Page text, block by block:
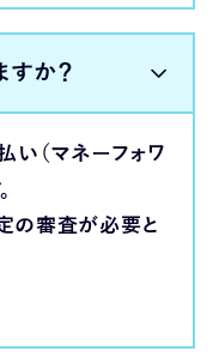
か？
い（マネーフォワ
の審査が必要と